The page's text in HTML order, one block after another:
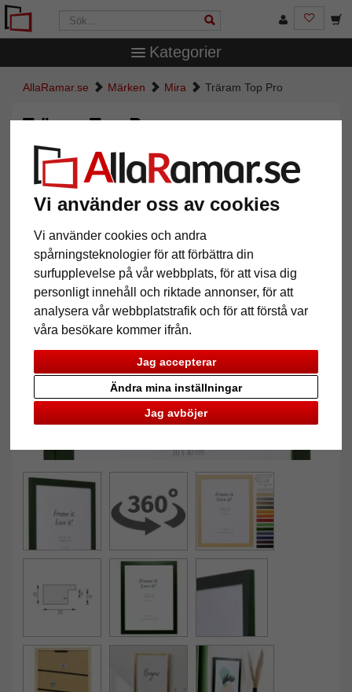
Vi använder oss av cookies
Vi använder cookies och andra
spårningsteknologier för att förbättra din
surfupplevelse på vår webbplats, för att visa dig
personligt innehåll och riktade annonser, för att
analysera vår webbplatstrafik och för att förstå var
våra besökare kommer ifrån.
Jag accepterar
Jag avböjer
Ändra mina inställningar
Kategorier
AllaRamar.se Märken Mira Träram Top Pro
Träram Top Pro
Tillbaka